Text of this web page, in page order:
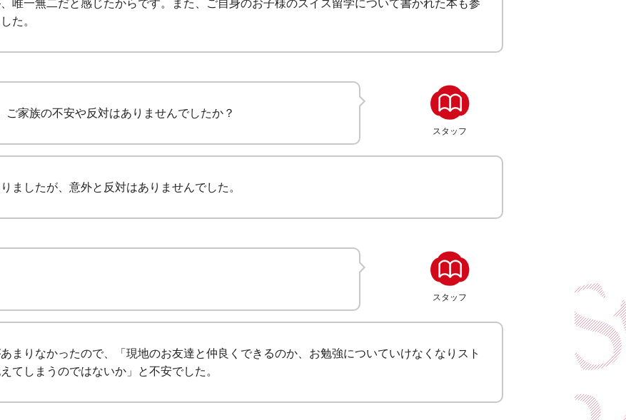
唯一無二だと感じたからです。また、ご自身のお子様のスイス留学について書かれた本も参
た。
スタッフ
家族の不安や反対はありませんでしたか？
ましたが、意外と反対はありませんでした。
スタッフ
まりなかったので、「現地のお友達と仲良くできるのか、お勉強についていけなくなりスト
てしまうのではないか」と不安でした。